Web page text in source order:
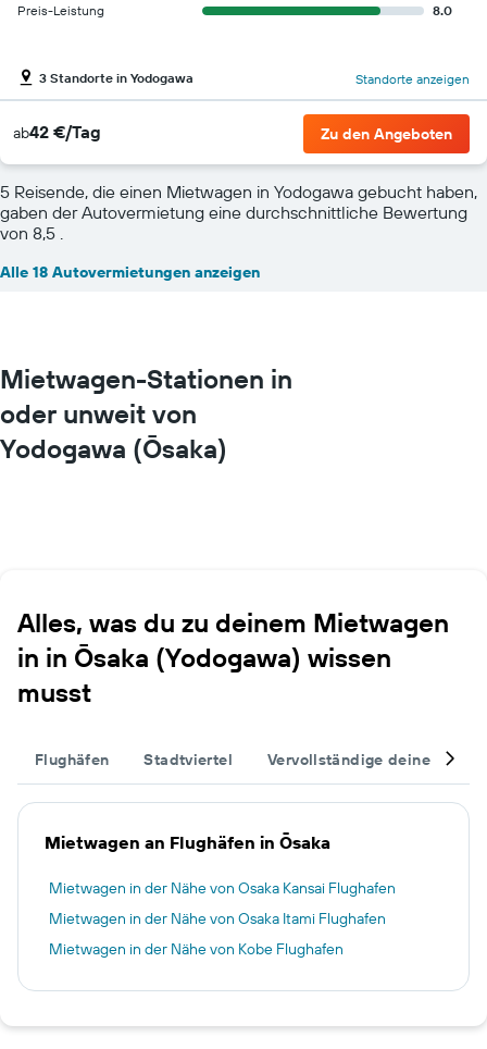
Preis-Leistung
8.0
3 Standorte in Yodogawa Standorte anzeigen
ab42 €/Tag Zu den Angeboten
5 Reisende, die einen Mietwagen in Yodogawa gebucht haben,
gaben der Autovermietung eine durchschnittliche Bewertung
von 8,5 .
Alle 18 Autovermietungen anzeigen
Mietwagen-Stationen in
oder unweit von
Yodogawa (Ōsaka)
Alles, was du zu deinem Mietwagen
in in Ōsaka (Yodogawa) wissen
musst
Flughäfen Stadtviertel Vervollständige deinen Trip
Mietwagen an Flughäfen in Ōsaka
Mietwagen in der Nähe von Osaka Kansai Flughafen
Mietwagen in der Nähe von Osaka Itami Flughafen
Mietwagen in der Nähe von Kobe Flughafen